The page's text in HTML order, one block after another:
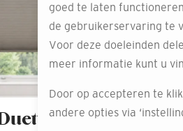
goed te laten
de gebruikerservaring te
Voor deze doeleinden
meer informatie kunt u
Door op accepteren te
andere opties via